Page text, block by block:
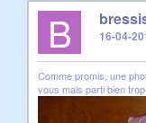
B 16-04-
Comme promis, une
vous mais parti bien